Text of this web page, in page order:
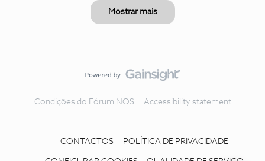
Mostrar mais
Condições do Fórum NOS Accessibility statement
CONTACTOS POLÍTICA DE PRIVACIDADE